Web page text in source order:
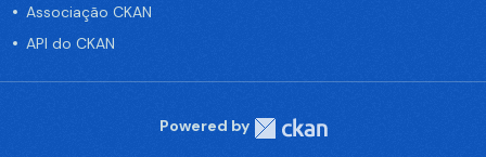
Associação CKAN
API do CKAN
Powered by